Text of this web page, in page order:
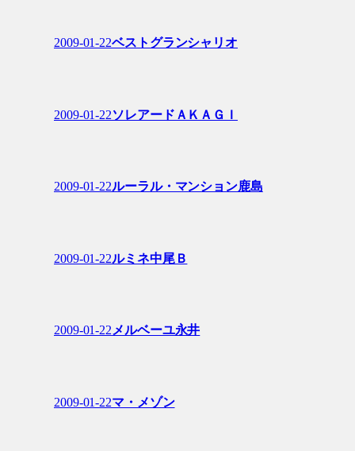
2009-01-22ベストグランシャリオ
2009-01-22ソレアードＡＫＡＧＩ
2009-01-22ルーラル・マンション鹿島
2009-01-22ルミネ中尾Ｂ
2009-01-22メルベーユ永井
2009-01-22マ・メゾン